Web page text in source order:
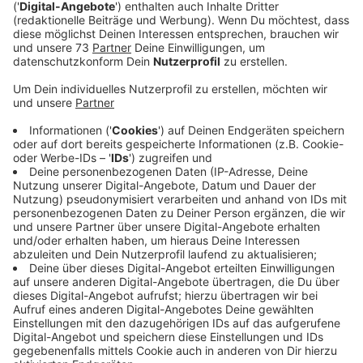
Veröffentlicht:Donnerstag, 13.07.2023 13:27
Anzeige
Sponsoren ermöglichen Schulalltag
Anzeige
Die Schüleranzahl des J.O.E Education Center ist
mittlerweile auf 80 Kinder gestiegen. Dort werden 7
Lehrer und eine Näherin beschäftigt. Auch wie hier in
Deutschland sind in Kenia derzeit die
Lebenshaltungskosten gestiegen, daher sucht die
Schule wieder Sponsoren, damit der Schulbetrieb und
die täglichen Mahlzeiten aufrechterhalten werden
können. Für etwa 15€ monatlich, kann man einem Kind
den Schulalltag sowie warme Mahlzeiten